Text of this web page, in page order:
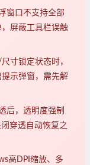
窗口不支持全部
屏蔽工具栏误触
寸锁定状态时，
示弹窗，需先解
后，透明度强制
穿透自动恢复之
高DPI缩放、多